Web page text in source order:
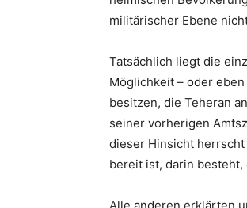
militärischer Ebene
Tatsächlich liegt die
Möglichkeit – oder
besitzen, die Teheran
seiner vorherigen
dieser Hinsicht herrscht
bereit ist, darin besteht,